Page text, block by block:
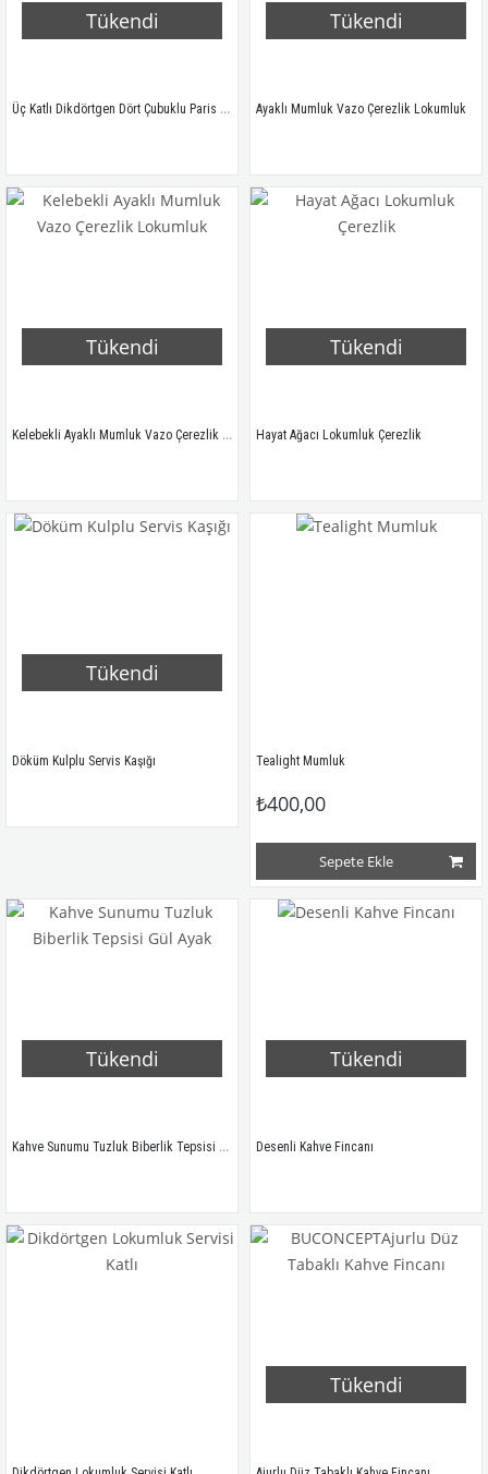
Tükendi
Üç Katlı Dikdörtgen Dört Çubuklu Paris Servis Makaronluk
Tükendi
Ayaklı Mumluk Vazo Çerezlik Lokumluk
Tükendi
Kelebekli Ayaklı Mumluk Vazo Çerezlik Lokumluk
Tükendi
Hayat Ağacı Lokumluk Çerezlik
Tükendi
Döküm Kulplu Servis Kaşığı Tealight Mumluk
₺400,00
Sepete Ekle
Tükendi
Kahve Sunumu Tuzluk Biberlik Tepsisi Gül Ayak
Tükendi
Desenli Kahve Fincanı
Tükendi